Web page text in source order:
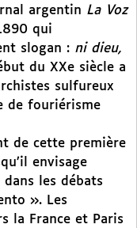
argentin La Voz
qui
slogan : ni dieu,
du XXe siècle a
sulfureux
de fouriérisme
de cette première
envisage
les débats
». Les
la France et Paris